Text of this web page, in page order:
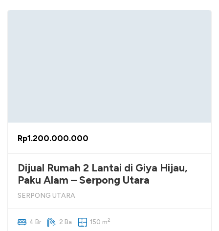
Rp1.200.000.000
Dijual Rumah 2 Lantai di Giya Hijau,
Paku Alam – Serpong Utara
SERPONG UTARA
4 Br 2 Ba 150 m2